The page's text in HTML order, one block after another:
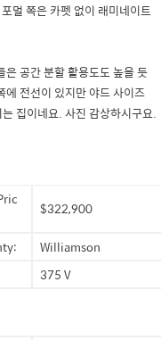
멀 쪽은 카펫 없이 래미네이트
공간 분할 활용도도 높을 듯
전선이 있지만 야드 사이즈
집이네요. 사진 감상하시구요.
$322,900
Williamson
375 V